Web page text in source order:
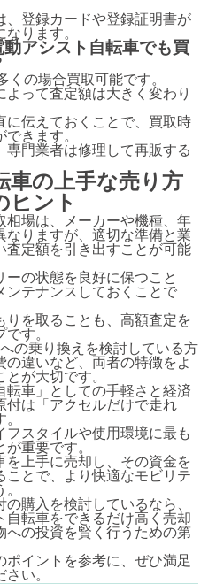
、登録カードや登録証明書が
ります。
アシスト自転車でも買
くの場合買取可能です。
って査定額は大きく変わり
に伝えておくことで、買取時
きます。
専門業者は修理して再販する
車の上手な売り方
ヒント
相場は、メーカーや機種、年
なりますが、適切な準備と業
査定額を引き出すことが可能
の状態を良好に保つこと
ンテナンスしておくことで
りを取ることも、高額査定を
す。
の乗り換えを検討している方
の違いなど、両者の特徴をよ
が大切です。
転車」としての手軽さと経済
付は「アクセルだけで走れ
フスタイルや使用環境に最も
重要です。
を上手に売却し、その資金を
ことで、より快適なモビリテ
購入を検討しているなら、
自転車をできるだけ高く売却
への投資を賢く行うための第
ポイントを参考に、ぜひ満足
い。